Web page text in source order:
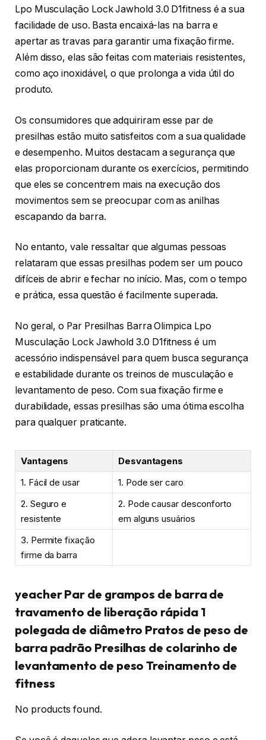
Lpo Musculação Lock Jawhold 3.0 D1fitness é a sua
facilidade de uso. Basta encaixá-las na barra e
apertar as travas para garantir uma fixação firme.
Além disso, elas são feitas com materiais resistentes,
como aço inoxidável, o que prolonga a vida útil do
produto.
Os consumidores que adquiriram esse par de
presilhas estão muito satisfeitos com a sua qualidade
e desempenho. Muitos destacam a segurança que
elas proporcionam durante os exercícios, permitindo
que eles se concentrem mais na execução dos
movimentos sem se preocupar com as anilhas
escapando da barra.
No entanto, vale ressaltar que algumas pessoas
relataram que essas presilhas podem ser um pouco
difíceis de abrir e fechar no início. Mas, com o tempo
e prática, essa questão é facilmente superada.
No geral, o Par Presilhas Barra Olimpica Lpo
Musculação Lock Jawhold 3.0 D1fitness é um
acessório indispensável para quem busca segurança
e estabilidade durante os treinos de musculação e
levantamento de peso. Com sua fixação firme e
durabilidade, essas presilhas são uma ótima escolha
para qualquer praticante.
Vantagens
Desvantagens
1. Fácil de usar
1. Pode ser caro
2. Seguro e
resistente
2. Pode causar desconforto
em alguns usuários
3. Permite fixação
firme da barra
yeacher Par de grampos de barra de
travamento de liberação rápida 1
polegada de diâmetro Pratos de peso de
barra padrão Presilhas de colarinho de
levantamento de peso Treinamento de
fitness
No products found.